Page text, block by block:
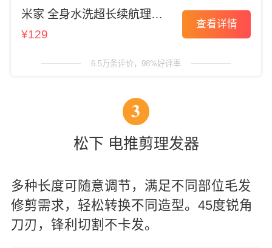
米家 全身水洗超长续航理发
器
¥129
查看详情
6.5万条评价，98%好评率
3
松下 电推剪理发器
多种长度可随意调节，满足不同部位毛发
修剪需求，轻松转换不同造型。45度锐角
刀刃，锋利切割不卡发。